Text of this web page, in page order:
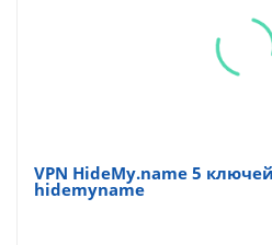
VPN HideMy.name 5
hidemyname